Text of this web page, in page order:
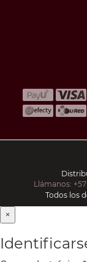
Llámanos:
Todos los
×